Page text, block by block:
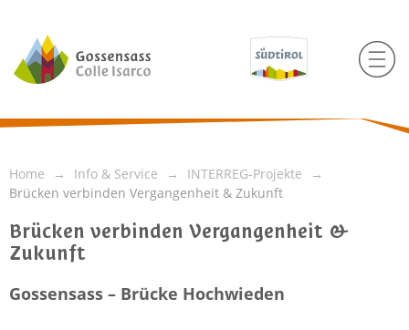
Home Info & Service
INTERREG-Projekte
Brücken verbinden Vergangenheit & Zukunft
Brücken verbinden Vergangenheit &
Zukunft
Gossensass – Brücke Hochwieden